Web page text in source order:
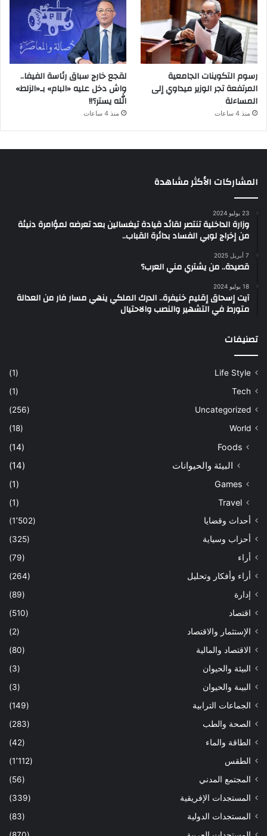
رسوم التكوينات الجامعية
المرتفعة تجر الوزير ميداوي إلى
المساءلة
منذ 4 ساعات
لقجع خارج سباق رئاسة الفيفا..
واش دخل عليه «البام» بـ«الزلط»
الله يستر؟!!
منذ 4 ساعات
المشاركات الأكثر مشاهدة
23 يوليو 2024
وزارة الداخلية تنتصر لقائد قيادة تيغسالين بعد تعرضه لمؤامرة دنيئة
من إخراج لوبي الفساد بدائرة القباب..
7 أبريل 2025
قصيدة.. من يشتري مني العرب؟
18 يوليو 2024
آيت إسحاق إقليم خنيفرة.. الدرك الملكي ينهي مسار فار من العدالة
متورط في التشهير والنصب والاحتيال
تصنيفات
Life Style
(1)
Tech
(1)
Uncategorized
(256)
World
(18)
Foods
(14)
البيئة والحيوانات (14)
Games
(1)
Travel
(1)
أحداث وقضايا
(1٬502)
أحزاب وسياية
(325)
أراء
(79)
أراء وأفكار وتحليل
(264)
إدارة
(89)
اقتصاد
(510)
الإستثمار والاقتصاد
(2)
الاقتصاد والمالية
(80)
البيئة والحيوان
(3)
البيىة والحيوان
(3)
الجماعات الترابية
(149)
الصحة والطب
(283)
الطاقة والماء
(42)
الطقس
(1٬112)
المجتمع المدني
(56)
المستجدات الإفريقية
(339)
المستجدات الدولية
(83)